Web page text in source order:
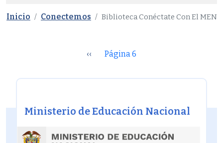
Inicio Conectemos Biblioteca Conéctate Con El MEN
‹‹ Página 6
Ministerio de Educación Nacional